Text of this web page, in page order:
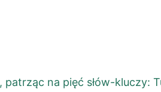
na pięć słów-kluczy: